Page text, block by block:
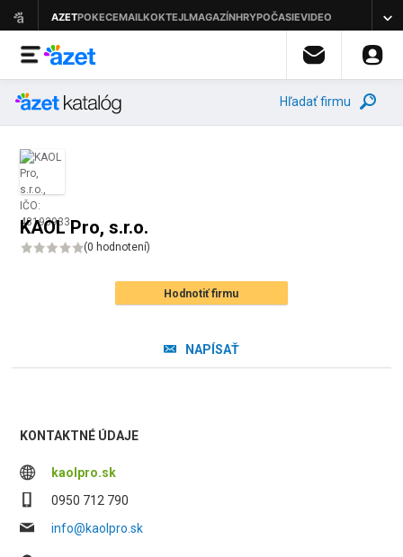
Hľadať firmu
KAOL Pro, s.r.o.
(0 hodnotení)
Hodnotiť firmu
NAPÍSAŤ
KONTAKTNÉ ÚDAJE
kaolpro.sk
0950 712 790
info@kaolpro.sk